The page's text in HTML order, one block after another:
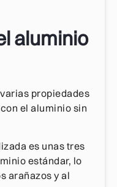
aluminio
propiedades
el aluminio sin
es unas tres
estándar, lo
arañazos y al